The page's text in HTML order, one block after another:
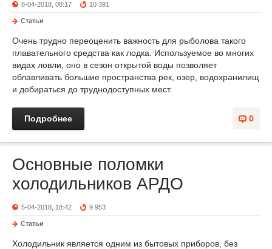
8-04-2018, 08:17 10 391
Статьи
Очень трудно переоценить важность для рыболова такого
плавательного средства как лодка. Используемое во многих
видах ловли, оно в сезон открытой воды позволяет
облавливать большие пространства рек, озер, водохранилищ
и добираться до труднодоступных мест.
0
Подробнее
Основные поломки
холодильников АРДО
5-04-2018, 18:42 9 953
Статьи
Холодильник является одним из бытовых приборов, без